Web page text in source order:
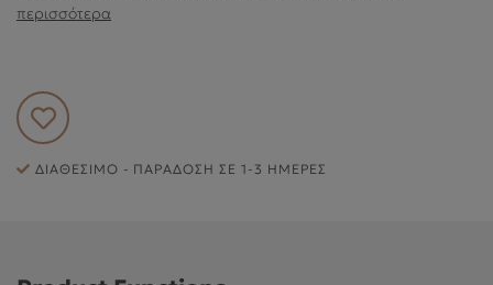
περισσότερα
ΔΙΑΘΈΣΙΜΟ - ΠΑΡΆΔΟΣΗ ΣΕ 1-3 ΗΜΈΡΕΣ